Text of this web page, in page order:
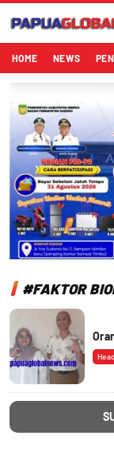
Menulis Fakta
HOME NEWS
#FAKTOR